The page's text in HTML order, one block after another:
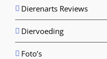
Dierenarts Reviews
Diervoeding
Foto’s